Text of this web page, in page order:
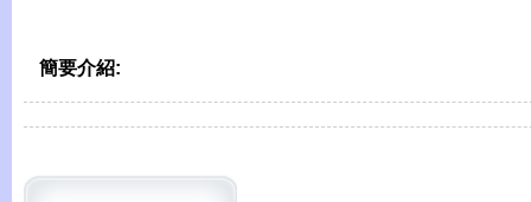
簡要介紹: